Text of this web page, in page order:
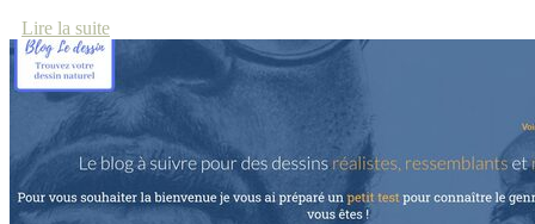
Lire la suite